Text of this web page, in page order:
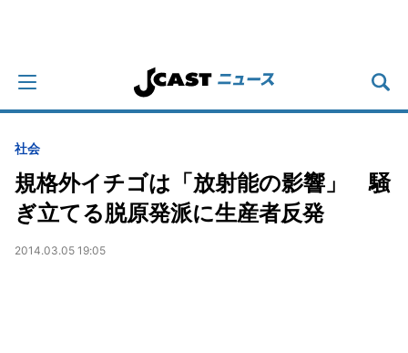
社会
規格外イチゴは「放射能の影響」 騒
ぎ立てる脱原発派に生産者反発
2014.03.05 19:05